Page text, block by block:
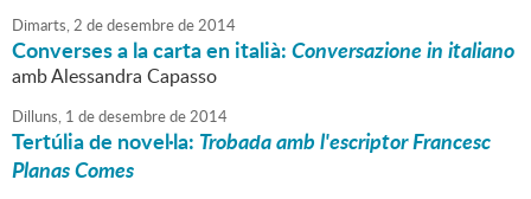
Dimarts,2 dedesembrede2014
Converses a la carta en italià:Conversazione in italiano
amb Alessandra Capasso
Dilluns, 1 dedesembrede2014
Tertúlia de novel·la: Trobada amb l'escriptor Francesc
Planas Comes